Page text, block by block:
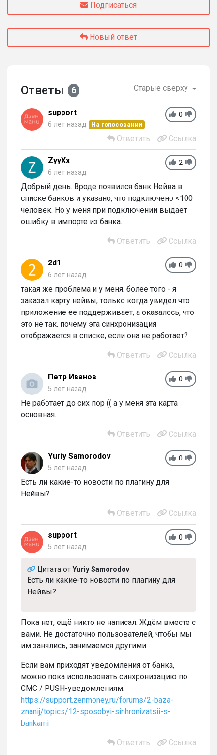
Подписаться
Новый ответ
Ответы 6 Старые сверху
0
support
6 лет назад На голосовании
Ответить Ссылка
2
ZyyXx
6 лет назад
Добрый день. Вроде появился банк Нейва в
списке банков и указано, что подключено <100
человек. Но у меня при подключении выдает
ошибку в импорте из банка.
Ответить Ссылка
0
2d1
6 лет назад
такая же проблема и у меня. более того - я
заказал карту нейвы, только когда увидел что
приложение ее поддерживает, а оказалось, что
это не так. почему эта синхронизация
отображается в списке, если она не работает?
Ответить Ссылка
0
Петр Иванов
5 лет назад
Не работает до сих пор (( а у меня эта карта
основная.
Ответить Ссылка
0
Yuriy Samorodov
5 лет назад
Есть ли какие-то новости по плагину для
Нейвы?
Ответить Ссылка
0
support
5 лет назад
Цитата отYuriy Samorodov
Есть ли какие-то новости по плагину для
Нейвы?
Пока нет, ещё никто не написал. Ждём вместе с
вами. Не достаточно пользователей, чтобы мы
им занялись, занимаемся другими.
Если вам приходят уведомления от банка,
можно пока использовать синхронизацию по
СМС / PUSH-уведомлениям:
https://support.zenmoney.ru/forums/2-baza-
znanij/topics/12-sposobyi-sinhronizatsii-s-
bankami
Ответить Ссылка